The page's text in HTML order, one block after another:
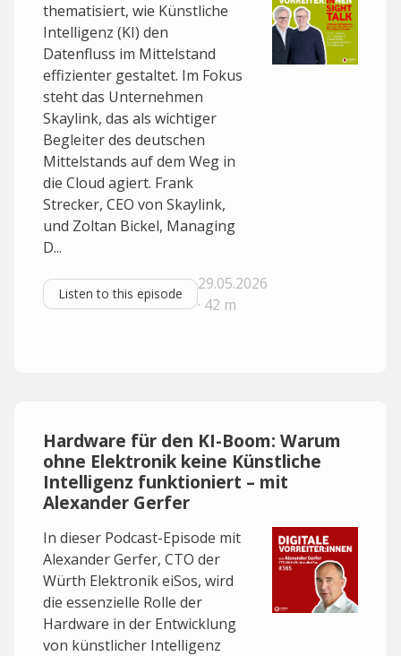
thematisiert, wie Künstliche
Intelligenz (KI) den
Datenfluss im Mittelstand
effizienter gestaltet. Im Fokus
steht das Unternehmen
Skaylink, das als wichtiger
Begleiter des deutschen
Mittelstands auf dem Weg in
die Cloud agiert. Frank
Strecker, CEO von Skaylink,
und Zoltan Bickel, Managing
D...
Listen to this episode
29.05.2026
· 42 m
Hardware für den KI-Boom: Warum
ohne Elektronik keine Künstliche
Intelligenz funktioniert – mit
Alexander Gerfer
In dieser Podcast-Episode mit
Alexander Gerfer, CTO der
Würth Elektronik eiSos, wird
die essenzielle Rolle der
Hardware in der Entwicklung
von künstlicher Intelligenz